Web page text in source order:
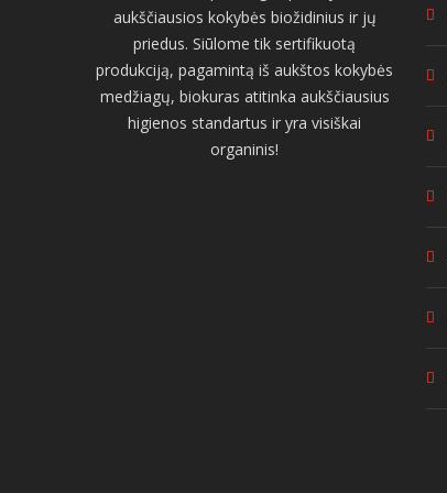
aukščiausios kokybės biožidinius ir jų
priedus. Siūlome tik sertifikuotą
produkciją, pagamintą iš aukštos kokybės
medžiagų, biokuras atitinka aukščiausius
higienos standartus ir yra visiškai
organinis!